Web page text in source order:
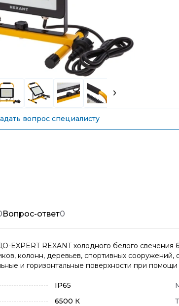
вопрос специалисту
Вопрос-ответ0
EXPERT REXANT холодного белого
колонн, деревьев, спортивных сооружений,
и горизонтальные поверхности при
IP65
6500 К